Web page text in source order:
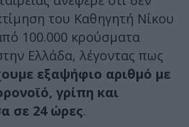
του Καθηγητή Νίκου
100.000 κρούσματα
Ελλάδα, λέγοντας πως
εξαψήφιο αριθμό με
γρίπη και
σε 24 ώρες.